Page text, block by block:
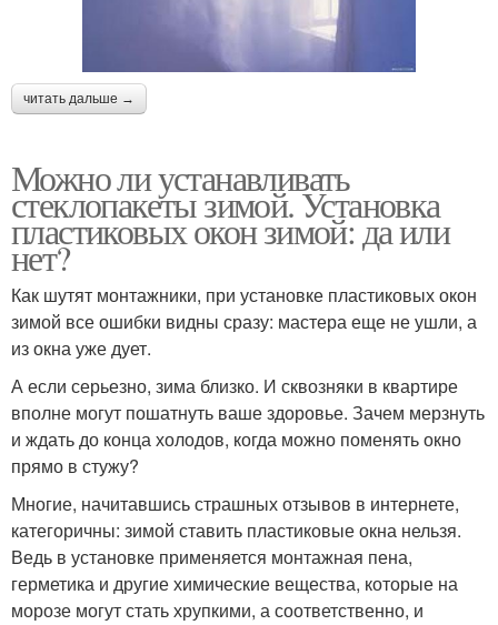
читать дальше →
Можно ли устанавливать
стеклопакеты зимой. Установка
пластиковых окон зимой: да или
нет?
Как шутят монтажники, при установке пластиковых окон
зимой все ошибки видны сразу: мастера еще не ушли, а
из окна уже дует.
А если серьезно, зима близко. И сквозняки в квартире
вполне могут пошатнуть ваше здоровье. Зачем мерзнуть
и ждать до конца холодов, когда можно поменять окно
прямо в стужу?
Многие, начитавшись страшных отзывов в интернете,
категоричны: зимой ставить пластиковые окна нельзя.
Ведь в установке применяется монтажная пена,
герметика и другие химические вещества, которые на
морозе могут стать хрупкими, а соответственно, и